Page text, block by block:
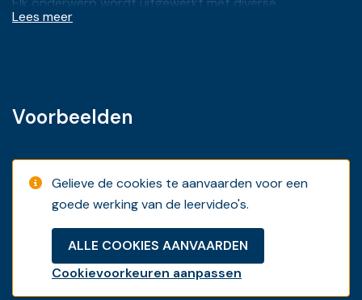
praktijkvoorbeelden.
aangifte personenbelasting
indieningstermijnenen het (elektronische) voorstel van
vereenvoudigde aangifte.
belastingschalen
- De hervorming van deaftrek voor autokosten
fiscale voordelen voor het plaatsen van laadpalen.
Lees meer
Voorbeelden
Gelieve de cookies te aanvaarden voor een
goede werking van de leervideo's.
ALLE COOKIES AANVAARDEN
Cookievoorkeuren aanpassen